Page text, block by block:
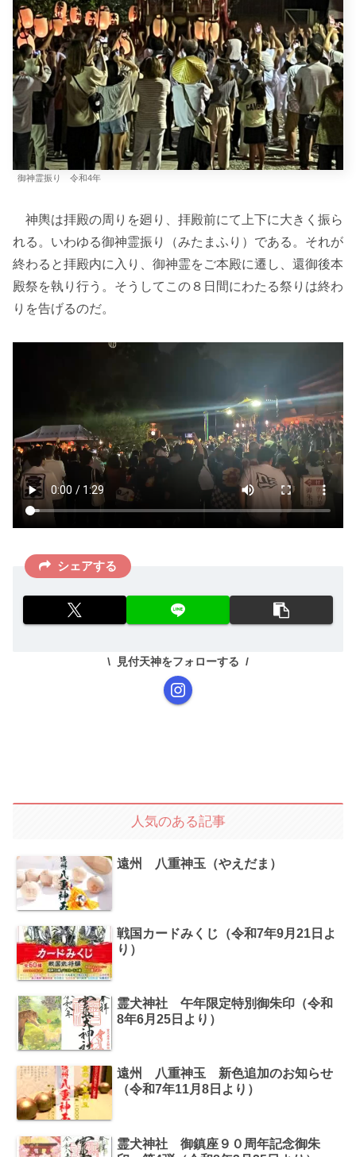
御神霊振り 令和4年
神輿は拝殿の周りを廻り、拝殿前にて上下に大きく振ら
れる。いわゆる御神霊振り（みたまふり）である。それが
終わると拝殿内に入り、御神霊をご本殿に遷し、還御後本
殿祭を執り行う。そうしてこの８日間にわたる祭りは終わ
りを告げるのだ。
シェアする
見付天神をフォローする
人気のある記事
遠州 八重神玉（やえだま）
戦国カードみくじ（令和7年9月21日よ
り）
霊犬神社 午年限定特別御朱印（令和
8年6月25日より）
遠州 八重神玉 新色追加のお知らせ
（令和7年11月8日より）
霊犬神社 御鎮座９０周年記念御朱